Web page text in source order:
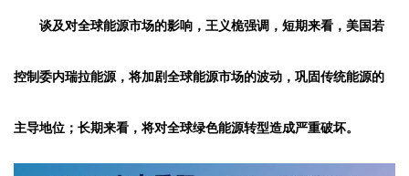
谈及对全球能源市场的影响，王义桅强调，短期来看，美国若
控制委内瑞拉能源，将加剧全球能源市场的波动，巩固传统能源的
主导地位；长期来看，将对全球绿色能源转型造成严重破坏。